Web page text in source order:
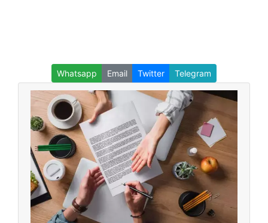
Whatsapp Email Twitter Telegram